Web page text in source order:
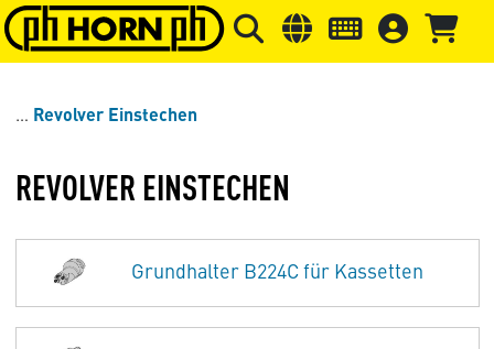
Springe zu Hauptinhalt Springe zum Header Springe
Revolver Einstechen
REVOLVER EINSTECHEN
Grundhalter B224C für Kassetten